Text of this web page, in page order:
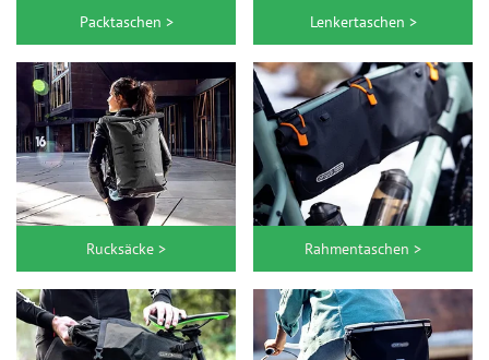
Packtaschen > Lenkertaschen >
Rucksäcke > Rahmentaschen >